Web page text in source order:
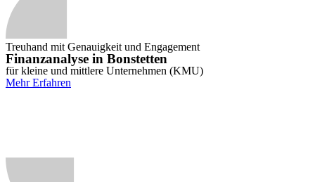
Treuhand mit Genauigkeit und Engagement
Finanzanalyse in Bonstetten
für kleine und mittlere Unternehmen (KMU)
Mehr Erfahren